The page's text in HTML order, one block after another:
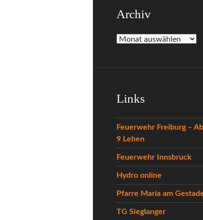
Archiv
Archiv
Links
Feuerwehr Freiburg –
9 Lehen
Feuerwehr Innsbruck
Hydro online
Pfarre Maria am
TG Sieglanger